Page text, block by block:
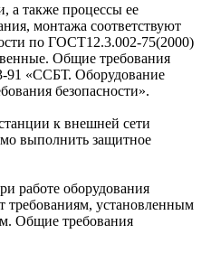
а также процессы ее
монтажа соответствуют
по ГОСТ12.3.002-75(2000)
Общие требования
91 «ССБТ. Оборудование
безопасности».
к внешней сети
выполнить защитное
работе оборудования
требованиям, установленным
Общие требования